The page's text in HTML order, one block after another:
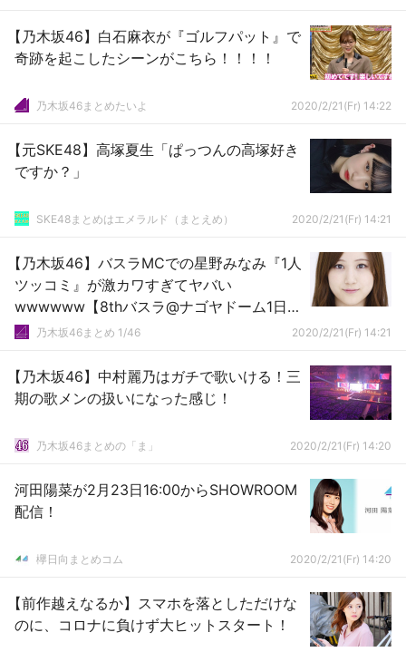
【乃木坂46】白石麻衣が『ゴルフパット』で
奇跡を起こしたシーンがこちら！！！！
乃木坂46まとめたいよ 2020/2/21(Fr) 14:22
【元SKE48】高塚夏生「ぱっつんの高塚好き
ですか？」
SKE48まとめはエメラルド（まとえめ） 2020/2/21(Fr) 14:21
【乃木坂46】バスラMCでの星野みなみ『1人
ツッコミ』が激カワすぎてヤバい
wwwwww【8thバスラ@ナゴヤドーム1日
目】乃木坂46まとめ 1/46 2020/2/21(Fr) 14:21
【乃木坂46】中村麗乃はガチで歌いける！三
期の歌メンの扱いになった感じ！
乃木坂46まとめの「ま」 2020/2/21(Fr) 14:20
河田陽菜が2月23日16:00からSHOWROOM
配信！
欅日向まとめコム 2020/2/21(Fr) 14:20
【前作越えなるか】スマホを落としただけな
のに、コロナに負けず大ヒットスタート！